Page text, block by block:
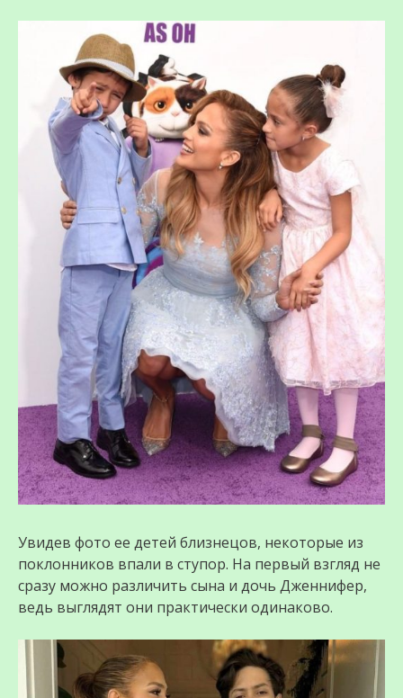
Увидев фото ее детей близнецов, некоторые из
поклонников впали в ступор. На первый взгляд не
сразу можно различить сына и дочь Дженнифер,
ведь выглядят они практически одинаково.